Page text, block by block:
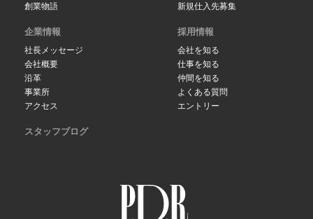
創業物語
新規仕入先募集
企業情報
社長メッセージ
会社概要
沿革
事業所
アクセス
採用情報
会社を知る
仕事を知る
仲間を知る
よくある質問
エントリー
スタッフブログ